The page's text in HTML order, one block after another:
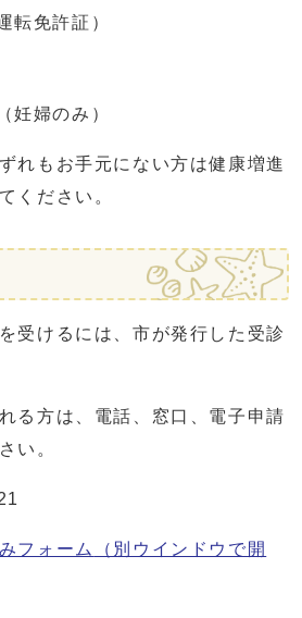
転免許証）
妊婦のみ）
れもお手元にない方は健康増進
ください。
受けるには、市が発行した受診
る方は、電話、窓口、電子申請
い。
フォーム
（別ウインドウで開